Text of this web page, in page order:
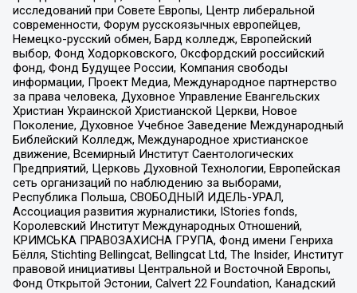
исследований при Совете Европы, Центр либеральной
современности, Форум русскоязычных европейцев,
Немецко-русский обмен, Бард колледж, Европейский
выбор, Фонд Ходорковского, Оксфордский российский
фонд, Фонд Будущее России, Компания свободы
информации, Проект Медиа, Международное партнерство
за права человека, Духовное Управление Евангельских
Христиан Украинской Христианской Церкви, Новое
Поколение, Духовное Учебное Заведение Международный
Библейский Колледж, Международное христианское
движение, Всемирный Институт Саентологических
Предприятий, Церковь Духовной Технологии, Европейская
сеть организаций по наблюдению за выборами,
Республика Польша, СВОБОДНЫЙ ИДЕЛЬ-УРАЛ,
Ассоциация развития журналистики, IStories fonds,
Королевский Институт Международных Отношений,
КРИМСЬКА ПРАВОЗАХИСНА ГРУПА, Фонд имени Генриха
Бёлля, Stichting Bellingcat, Bellingcat Ltd, The Insider, Институт
правовой инициативы Центральной и Восточной Европы,
Фонд Открытой Эстонии, Calvert 22 Foundation, Канадский